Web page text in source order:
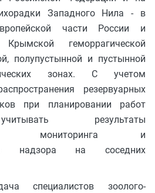
Западного Нила - в
части России и
геморрагической
полупустынной и пустынной
зонах. С учетом
резервуарных
при планировании работ
результаты
мониторинга и
надзора на соседних
специалистов зоолого-